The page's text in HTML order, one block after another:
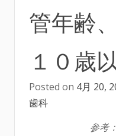
管年齢
１０歳
Posted on 4月 20,
歯科
参考：